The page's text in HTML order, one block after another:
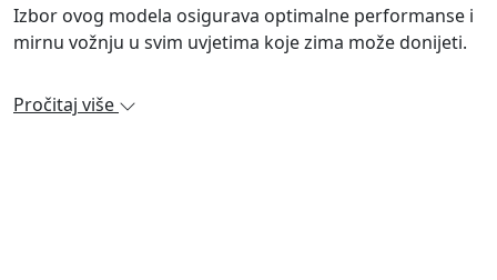
Izbor ovog modela osigurava optimalne performanse i
mirnu vožnju u svim uvjetima koje zima može donijeti.
Pročitaj više